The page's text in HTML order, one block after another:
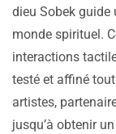
dieu Sobek guide
monde spirituel.
interactions
testé et affiné
artistes,
jusqu’à obtenir